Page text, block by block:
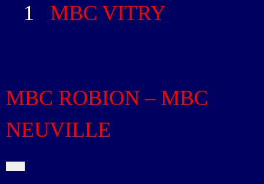
1 MBC VITRY
MBC ROBION – MBC
NEUVILLE